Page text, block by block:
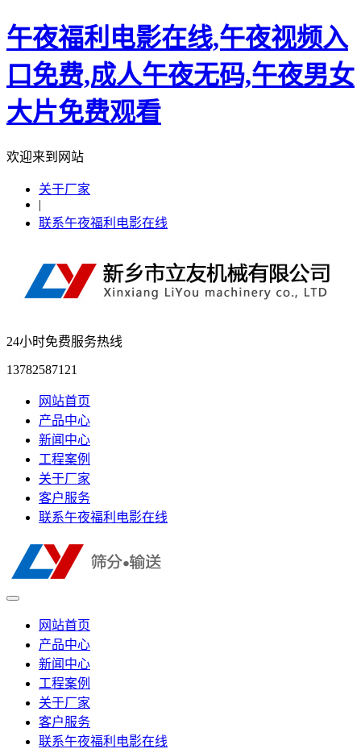
午夜福利电影在线,午夜视频入
口免费,成人午夜无码,午夜男女
大片免费观看
欢迎来到网站
关于厂家
|
联系午夜福利电影在线
24小时免费服务热线
13782587121
网站首页
产品中心
新闻中心
工程案例
关于厂家
客户服务
联系午夜福利电影在线
网站首页
产品中心
新闻中心
工程案例
关于厂家
客户服务
联系午夜福利电影在线